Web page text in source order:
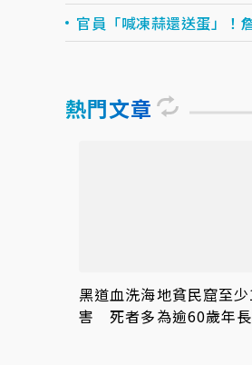
官員「喊凍蒜還送蛋」
熱門文章
黑道血洗海地貧民窟至
害 死者多為逾60歲年